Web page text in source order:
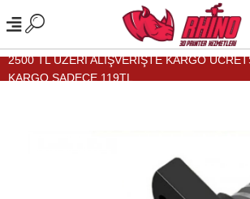
2500 TL ÜZERİ ALIŞVERİŞTE KARGO
KARGO SADECE 119TL...